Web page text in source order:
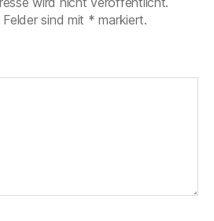
sind mit * markiert.